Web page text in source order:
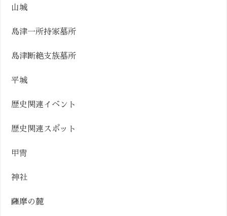
山城
島津一所持家墓所
島津断絶支族墓所
平城
歴史関連イベント
歴史関連スポット
甲冑
神社
薩摩の麓